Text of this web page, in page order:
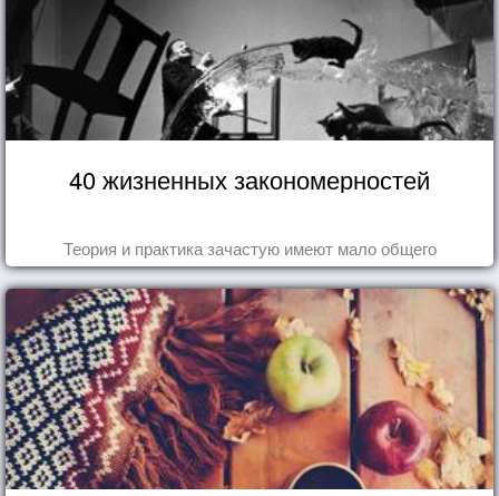
40 жизненных закономерностей
Теория и практика зачастую имеют мало общего